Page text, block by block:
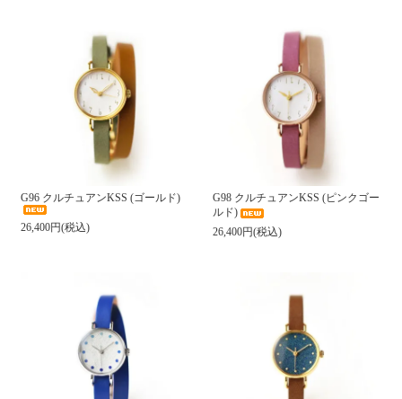
G96 クルチュアンKSS (ゴールド)
26,400円(税込)
G98 クルチュアンKSS (ピンクゴー
ルド)
26,400円(税込)